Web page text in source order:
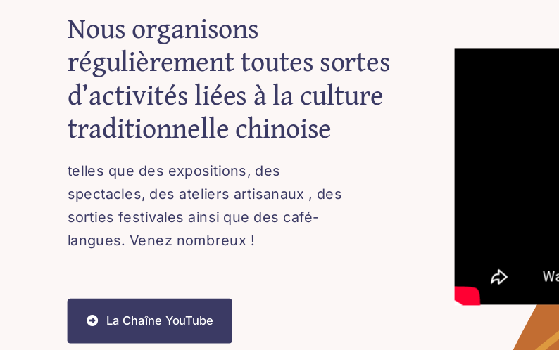
Nous organisons
régulièrement toutes sortes
d’activités liées à la culture
traditionnelle chinoise
telles que des expositions, des
spectacles, des ateliers artisanaux , des
sorties festivales ainsi que des café-
langues. Venez nombreux !
La Chaîne YouTube